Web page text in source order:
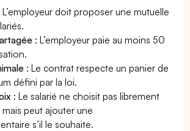
L’employeur doit proposer une mutuelle
: L’employeur paie au moins 50
: Le contrat respecte un panier de
défini par la loi.
: Le salarié ne choisit pas librement
peut ajouter une
s’il le souhaite.